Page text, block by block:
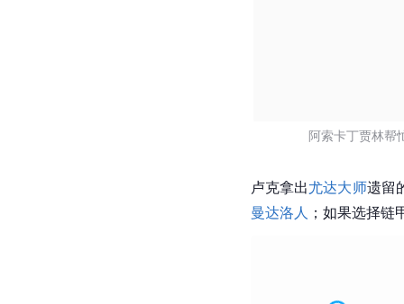
阿索卡丁贾林帮
卢克拿出尤达大师遗留
曼达洛人 ；如果选择